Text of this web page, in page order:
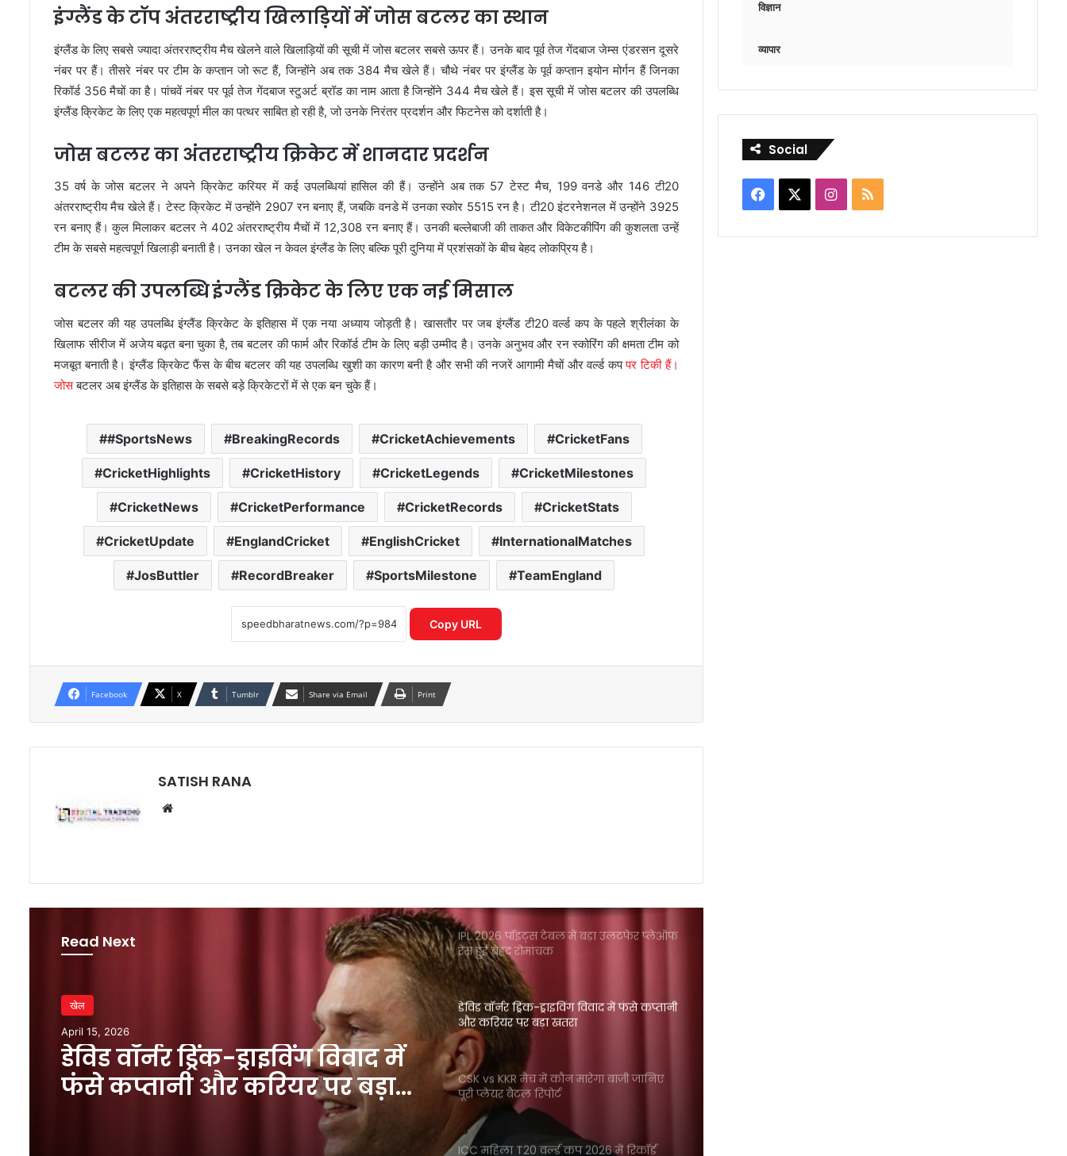
इंग्लैंड के टॉप अंतरराष्ट्रीय खिलाड़ियों में जोस बटलर का स्थान
इंग्लैंड के लिए सबसे ज्यादा अंतरराष्ट्रीय मैच खेलने वाले खिलाड़ियों की सूची में जोस बटलर सबसे ऊपर हैं। उनके बाद पूर्व तेज गेंदबाज जेम्स एंडरसन दूसरे
नंबर पर हैं। तीसरे नंबर पर टीम के कप्तान जो रूट हैं, जिन्होंने अब तक 384 मैच खेले हैं। चौथे नंबर पर इंग्लैंड के पूर्व कप्तान इयोन मोर्गन हैं जिनका
रिकॉर्ड 356 मैचों का है। पांचवें नंबर पर पूर्व तेज गेंदबाज स्टुअर्ट ब्रॉड का नाम आता है जिन्होंने 344 मैच खेले हैं। इस सूची में जोस बटलर की उपलब्धि
इंग्लैंड क्रिकेट के लिए एक महत्वपूर्ण मील का पत्थर साबित हो रही है, जो उनके निरंतर प्रदर्शन और फिटनेस को दर्शाती है।
जोस बटलर का अंतरराष्ट्रीय क्रिकेट में शानदार प्रदर्शन
35 वर्ष के जोस बटलर ने अपने क्रिकेट करियर में कई उपलब्धियां हासिल की हैं। उन्होंने अब तक 57 टेस्ट मैच, 199 वनडे और 146 टी20
अंतरराष्ट्रीय मैच खेले हैं। टेस्ट क्रिकेट में उन्होंने 2907 रन बनाए हैं, जबकि वनडे में उनका स्कोर 5515 रन है। टी20 इंटरनेशनल में उन्होंने 3925
रन बनाए हैं। कुल मिलाकर बटलर ने 402 अंतरराष्ट्रीय मैचों में 12,308 रन बनाए हैं। उनकी बल्लेबाजी की ताकत और विकेटकीपिंग की कुशलता उन्हें
टीम के सबसे महत्वपूर्ण खिलाड़ी बनाती है। उनका खेल न केवल इंग्लैंड के लिए बल्कि पूरी दुनिया में प्रशंसकों के बीच बेहद लोकप्रिय है।
बटलर की उपलब्धि इंग्लैंड क्रिकेट के लिए एक नई मिसाल
जोस बटलर की यह उपलब्धि इंग्लैंड क्रिकेट के इतिहास में एक नया अध्याय जोड़ती है। खासतौर पर जब इंग्लैंड टी20 वर्ल्ड कप के पहले श्रीलंका के
खिलाफ सीरीज में अजेय बढ़त बना चुका है, तब बटलर की फार्म और रिकॉर्ड टीम के लिए बड़ी उम्मीद है। उनके अनुभव और रन स्कोरिंग की क्षमता टीम को
मजबूत बनाती है। इंग्लैंड क्रिकेट फैंस के बीच बटलर की यह उपलब्धि खुशी का कारण बनी है और सभी की नजरें आगामी मैचों और वर्ल्ड कपपर टिकी हैं।
जोसबटलर अब इंग्लैंड के इतिहास के सबसे बड़े क्रिकेटरों में से एक बन चुके हैं।
#SportsNews BreakingRecords CricketAchievements CricketFans
CricketHighlights CricketHistory CricketLegends CricketMilestones
CricketNews CricketPerformance CricketRecords CricketStats
CricketUpdate EnglandCricket EnglishCricket InternationalMatches
JosButtler RecordBreaker SportsMilestone TeamEngland
Copy URL
Facebook X Tumblr Share via Email Print
SATISH RANA
Read Next
खेल
April 15, 2026
डेविड वॉर्नर ड्रिंक-ड्राइविंग विवाद में
फंसे कप्तानी और करियर पर बड़ा
ICC महिला T20 वर्ल्ड कप 2026 में रिकॉर्ड
इनामी राशि ने बढ़ाया रोमांच
IPL नियम उल्लंघन का शक राजस्थान रॉयल्स
मैनेजर पर एक्शन की मांग तेज
आईपीएल 2026: आखिरी गेंद पर लखनऊ की
रोमांचक जीत, केकेआर को झटका
दिल्ली कैपिटल्स के खिलाफ वापसी तय
राजस्थान बनाम मुंबई हाईवोल्टेज मुकाबला आज
ऐतिहासिक रिकॉर्ड बना चर्चा का विषय
IPL 2026 पॉइंट्स टेबल में बड़ा उलटफेर प्लेऑफ
रेस हुई बेहद रोमांचक
डेविड वॉर्नर ड्रिंक-ड्राइविंग विवाद में फंसे कप्तानी
और करियर पर बड़ा खतरा
CSK vs KKR मैच में कौन मारेगा बाजी जानिए
पूरी प्लेयर बैटल रिपोर्ट
ICC महिला T20 वर्ल्ड कप 2026 में रिकॉर्ड
विज्ञान
व्यापार
Social
Facebook Instagram
RSS